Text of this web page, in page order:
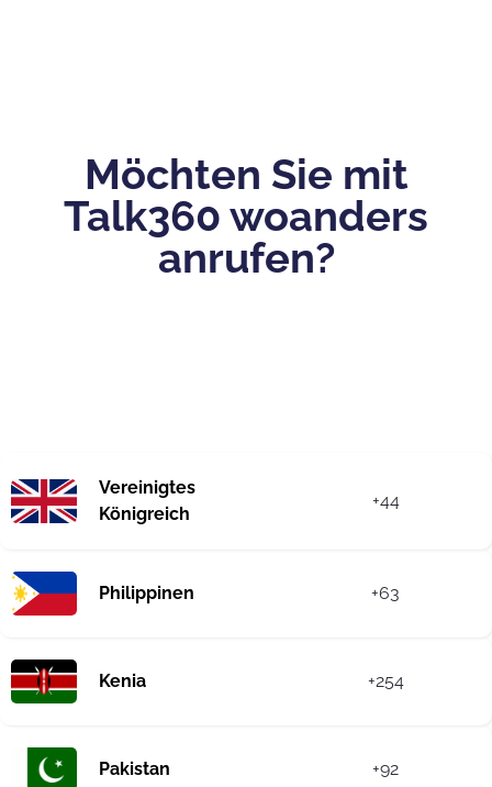
Möchten Sie mit
Talk360 woanders
anrufen?
Vereinigtes
Königreich
+44
Philippinen +63
Kenia +254
Pakistan +92